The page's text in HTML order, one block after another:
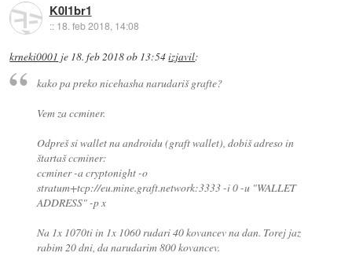
K0l1br1
:: 18. feb 2018, 14:08
krneki0001 je 18. feb 2018 ob 13:54izjavil:
kako pa preko nicehasha narudariš grafte?
Vem za ccminer.
Odpreš si wallet na androidu (graft wallet), dobiš adreso in
štartaš ccminer:
ccminer -a cryptonight -o
stratum+tcp://eu.mine.graft.network:3333 -i 0 -u "WALLET
ADDRESS" -p x
Na 1x 1070ti in 1x 1060 rudari 40 kovancev na dan. Torej jaz
rabim 20 dni, da narudarim 800 kovancev.